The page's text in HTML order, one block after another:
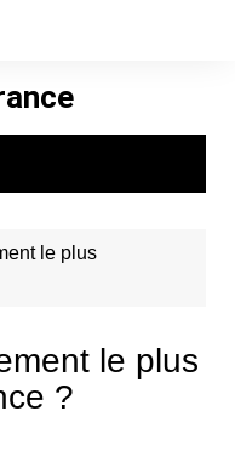
le plus
le plus
?